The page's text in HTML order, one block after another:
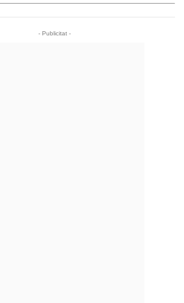
- Publicitat -